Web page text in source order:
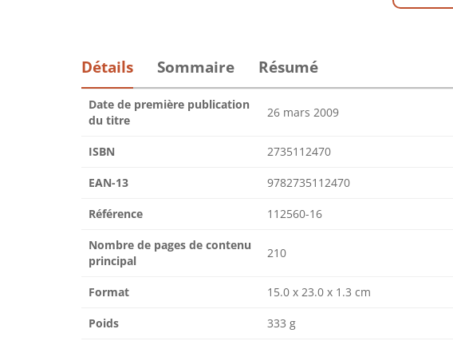
Détails Sommaire Résumé
Date de première publication
du titre
26 mars 2009
ISBN 2735112470
EAN-13 9782735112470
Référence 112560-16
Nombre de pages de contenu
principal
210
Format 15.0 x 23.0 x 1.3 cm
Poids 333 g